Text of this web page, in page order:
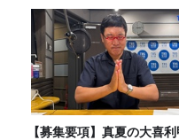
～』8/9（日）16時放送
【募集要項】真夏の大喜利